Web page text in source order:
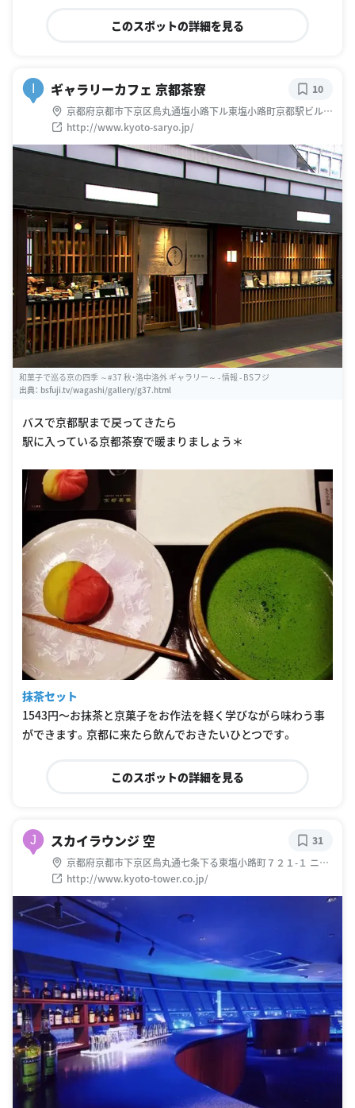
このスポットの詳細を見る
ギャラリーカフェ 京都茶寮
京都府京都市下京区鳥丸通塩小路下ル東塩小路町京都駅ビル
2F
http://www.kyoto-saryo.jp/
10
和菓子で巡る京の四季 ～#37 秋・洛中洛外 ギャラリー～ - 情報 - BSフジ
出典： bsfuji.tv/wagashi/gallery/g37.html
バスで京都駅まで戻ってきたら
駅に入っている京都茶寮で暖まりましょう＊
抹茶セット
1543円〜お抹茶と京菓子をお作法を軽く学びながら味わう事
ができます。京都に来たら飲んでおきたいひとつです。
このスポットの詳細を見る
J スカイラウンジ 空
京都府京都市下京区烏丸通七条下る東塩小路町７２１-１ ニデ
ック京都タワー 展望室 ３階
http://www.kyoto-tower.co.jp/
31